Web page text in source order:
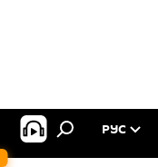
РУС